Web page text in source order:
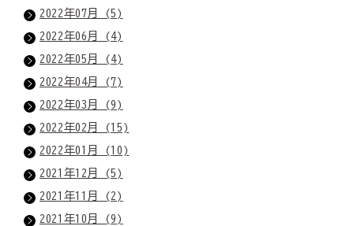
2022年07月 (5)
2022年06月 (4)
2022年05月 (4)
2022年04月 (7)
2022年03月 (9)
2022年02月 (15)
2022年01月 (10)
2021年12月 (5)
2021年11月 (2)
2021年10月 (9)